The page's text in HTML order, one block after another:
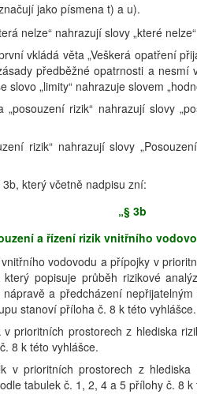
jako písmena t) a u).
nelze“ nahrazují slovy „které
vkládá věta „Veškerá opatření
předběžné opatrnosti a
slovo „limity“ nahrazuje slovem
rizik“ nahrazují slovy
rizik“ nahrazují slovy
který včetně nadpisu zní:
„§ 3b
a řízení rizik vnitřního
vodovodu a přípojky v
popisuje průběh rizikové
a předcházení
stanoví příloha č. 8 k této vyhlášce.
prioritních prostorech z hlediska
8 k této vyhlášce.
v prioritních prostorech z
tabulek č. 1, 2, 4 a 5 přílohy č. 8 k